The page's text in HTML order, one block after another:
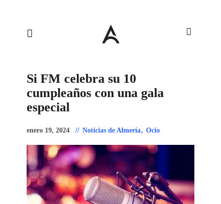
Si FM celebra su 10
cumpleaños con una gala
especial
enero 19, 2024 Noticias de Almería, Ocio